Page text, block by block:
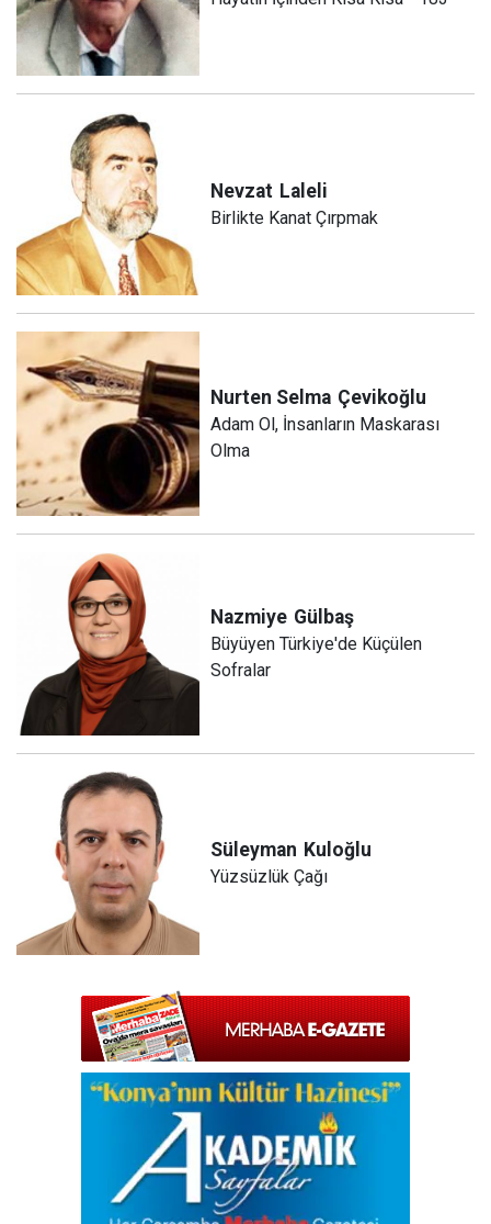
Nevzat Laleli
Birlikte Kanat Çırpmak
Nurten Selma Çevikoğlu
Adam Ol, İnsanların Maskarası
Olma
Nazmiye Gülbaş
Büyüyen Türkiye'de Küçülen
Sofralar
Süleyman Kuloğlu
Yüzsüzlük Çağı